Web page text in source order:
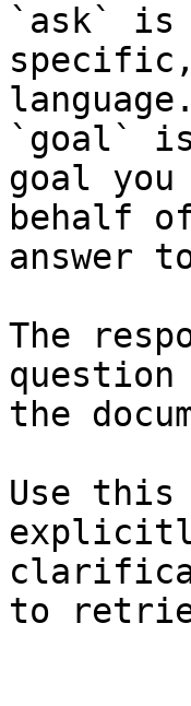
`ask` is
language.
`goal`
goal
behalf
answer
The
the
Use this